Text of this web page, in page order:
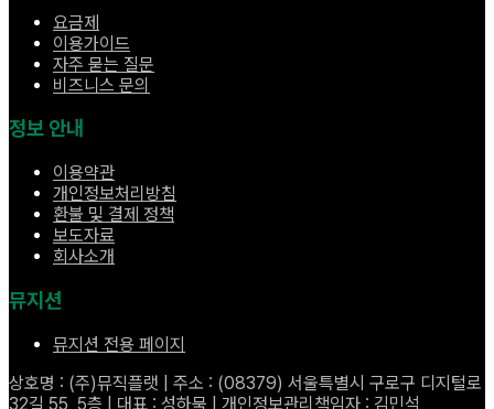
요금제
이용가이드
자주 묻는 질문
비즈니스 문의
정보 안내
이용약관
개인정보처리방침
환불 및 결제 정책
보도자료
회사소개
뮤지션
뮤지션 전용 페이지
상호명 : (주)뮤직플랫 | 주소 : (08379) 서울특별시 구로구 디지털로
32길 55, 5층 | 대표 : 성하묵 | 개인정보관리책임자 : 김민석